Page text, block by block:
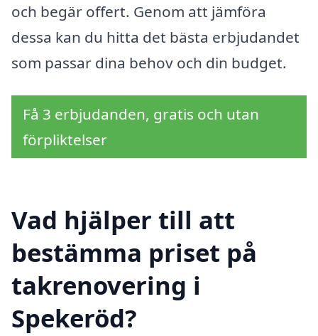
och begär offert. Genom att jämföra
dessa kan du hitta det bästa erbjudandet
som passar dina behov och din budget.
Få 3 erbjudanden, gratis och utan
förpliktelser
Vad hjälper till att
bestämma priset på
takrenovering i
Spekeröd?